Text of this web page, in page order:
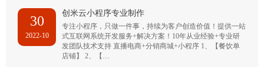
30
2022-10
创米云小程序专业制作
专注小程序，只做一件事，持续为客户创造价值！提供一站
式互联网系统开发服务+解决方案！10年从业经验+专业研
发团队技术支持 直播电商+分销商城+小程序 1、【餐饮单
店铺】 2、【…